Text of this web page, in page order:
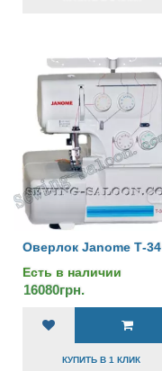
Оверлок Janome Т-34
Есть в наличии
16080грн.
КУПИТЬ В 1 КЛИК